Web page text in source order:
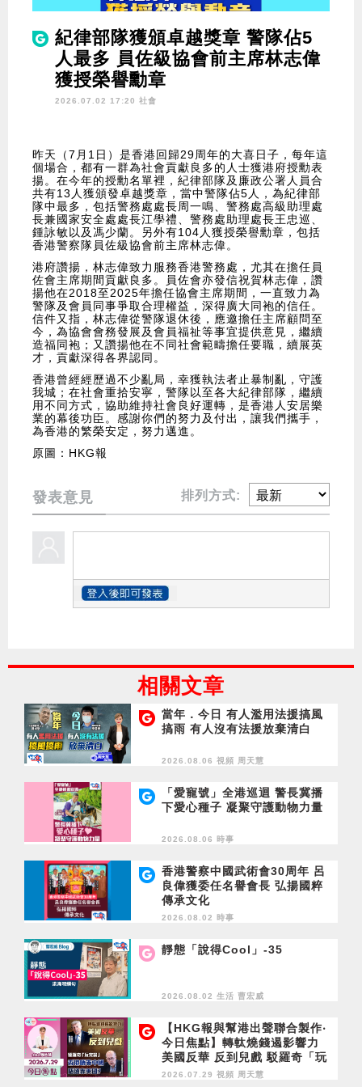
紀律部隊獲頒卓越獎章 警隊佔5
人最多 員佐級協會前主席林志偉
獲授榮譽勳章
2026.07.02 17:20 社會
昨天（7月1日）是香港回歸29周年的大喜日子，每年這
個場合，都有一群為社會貢獻良多的人士獲港府授勳表
揚。在今年的授勳名單裡，紀律部隊及廉政公署人員合
共有13人獲頒發卓越獎章，當中警隊佔5人，為紀律部
隊中最多，包括警務處處長周一鳴、警務處高級助理處
長兼國家安全處處長江學禮、警務處助理處長王忠巡、
鍾詠敏以及馮少蘭。另外有104人獲授榮譽勳章，包括
香港警察隊員佐級協會前主席林志偉。
港府讚揚，林志偉致力服務香港警務處，尤其在擔任員
佐會主席期間貢獻良多。員佐會亦發信祝賀林志偉，讚
揚他在2018至2025年擔任協會主席期間，一直致力為
警隊及會員同事爭取合理權益，深得廣大同袍的信任。
信件又指，林志偉從警隊退休後，應邀擔任主席顧問至
今，為協會會務發展及會員福祉等事宜提供意見，繼續
造福同袍；又讚揚他在不同社會範疇擔任要職，續展英
才，貢獻深得各界認同。
香港曾經經歷過不少亂局，幸獲執法者止暴制亂，守護
我城；在社會重拾安寧，警隊以至各大紀律部隊，繼續
用不同方式，協助維持社會良好運轉，是香港人安居樂
業的幕後功臣。感謝你們的努力及付出，讓我們攜手，
為香港的繁榮安定，努力邁進。
原圖：HKG報
發表意見 排列方式:
相關文章
當年．今日 有人濫用法援搞風
搞雨 有人沒有法援放棄清白
2026.08.06 視頻 周天慧
「愛寵號」全港巡迴 警長冀播
下愛心種子 凝聚守護動物力量
2026.08.06 時事
香港警察中國武術會30周年 呂
良偉獲委任名譽會長 弘揚國粹
傳承文化
2026.08.02 時事
靜態「說得Cool」-35
2026.08.02 生活 曹宏威
【HKG報與幫港出聲聯合製作‧
今日焦點】轉軚燒錢遏影響力
美國反華 反到兒戲 駁羅奇「玩
完論」 香港唔靠中國 唔通靠美
2026.07.29 視頻 周天慧